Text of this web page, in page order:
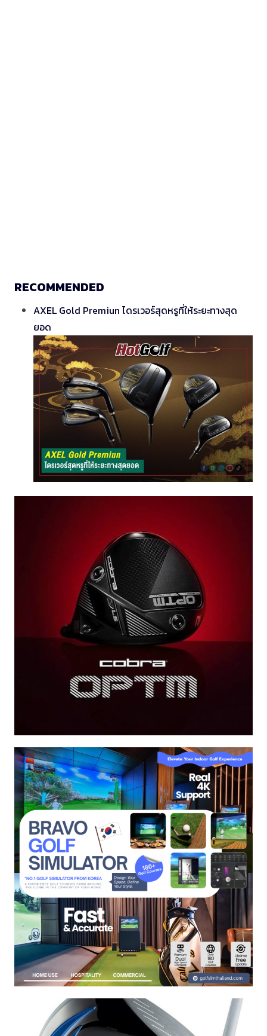
RECOMMENDED
AXEL Gold Premiun ไดรเวอร์สุดหรูที่ให้ระยะทางสุด
ยอด